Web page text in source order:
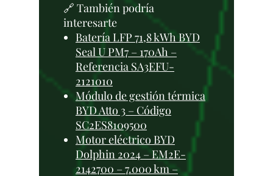
🔗 También podría
interesarte
Batería LFP 71,8 kWh BYD
Seal U PM7 – 170Ah –
Referencia SA3EFU-
2121010
Módulo de gestión térmica
BYD Atto 3 – Código
SC2ES8109500
Motor eléctrico BYD
Dolphin 2024 – EM2E-
2142700 – 7.000 km –